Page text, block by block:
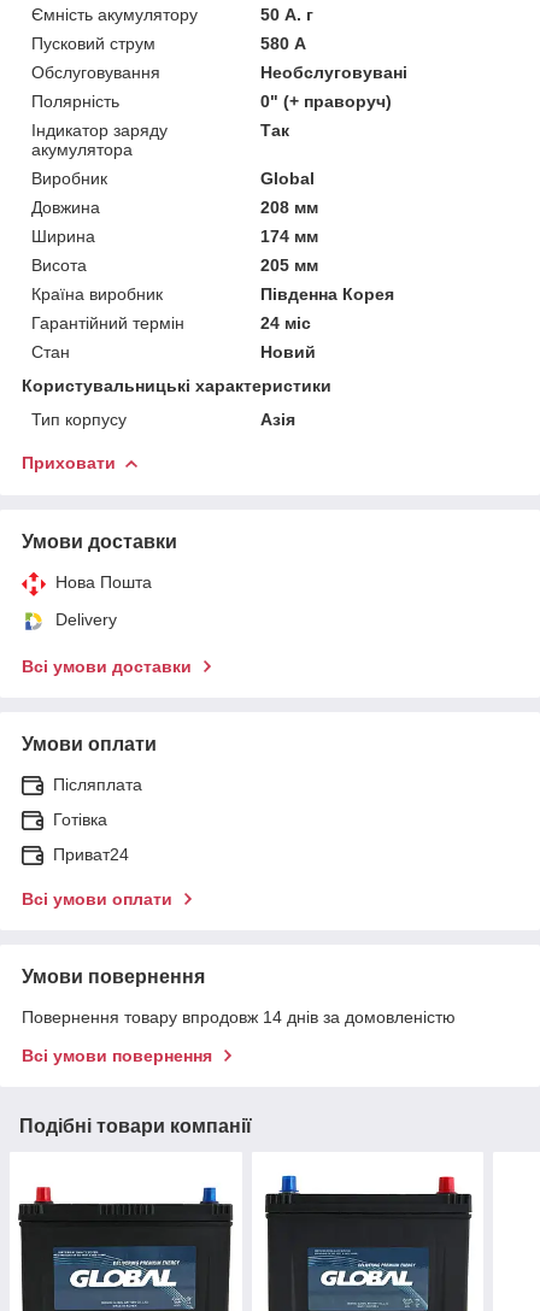
Ємність акумулятору
50 А. г
Пусковий струм
580 А
Обслуговування
Необслуговувані
Полярність
0" (+ праворуч)
Індикатор заряду
акумулятора
Так
Виробник
Global
Довжина
208 мм
Ширина
174 мм
Висота
205 мм
Країна виробник
Південна Корея
Гарантійний термін
24 міс
Стан
Новий
Користувальницькі характеристики
Тип корпусу
Азія
Приховати
Умови доставки
Нова Пошта
Delivery
Всі умови доставки
Умови оплати
Післяплата
Готівка
Приват24
Всі умови оплати
Умови повернення
Повернення товару впродовж 14 днів за домовленістю
Всі умови повернення
Подібні товари компанії